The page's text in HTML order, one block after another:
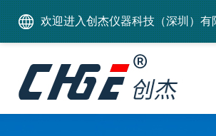
欢迎进入创杰仪器科技（深圳）有